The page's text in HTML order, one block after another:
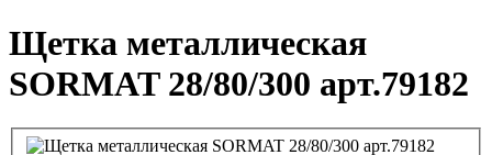
Щетка металлическая
SORMAT 28/80/300 арт.79182